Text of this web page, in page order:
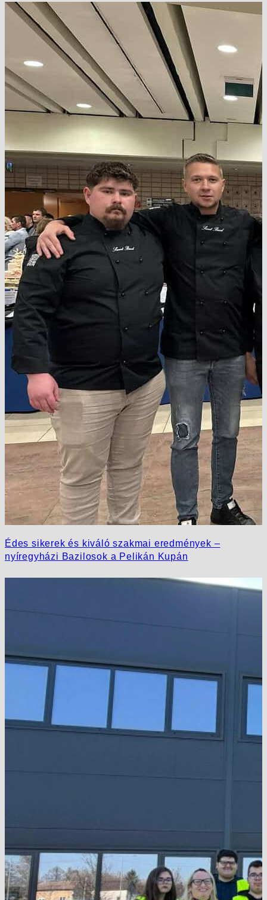
Édes sikerek és kiváló szakmai eredmények –
nyíregyházi Bazilosok a Pelikán Kupán